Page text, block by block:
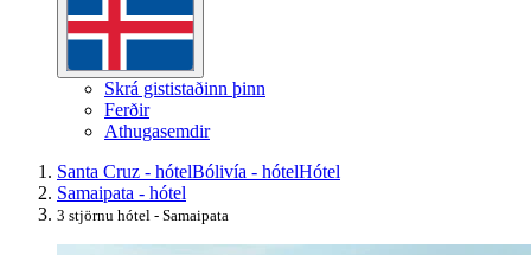
Skrá gististaðinn þinn
Ferðir
Athugasemdir
Santa Cruz - hótelBólivía - hótelHótel
Samaipata - hótel
3 stjörnu hótel - Samaipata